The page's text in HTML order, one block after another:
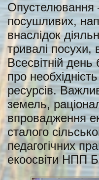
Опустелювання
посушливих,
внаслідок
тривалі посухи,
Всесвітній
про
ресурсів.
земель,
впровадження
сталого
педагогічних
екоосвіти НПП